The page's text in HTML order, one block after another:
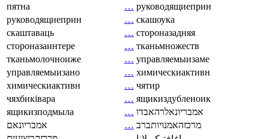
пятна
… руководящиеприн
руководящиеприн
… скашоука
скаштаваць
… стороназадняя
стороназаинтере
… тканьмножеств
тканьмолочноиже
… управляемыизаме
управляемыизано
… химическиактивн
химическиактивн
… чятир
чяхбиківара
… ящикиздубленоик
ящикизподмыла
… אמבריונאלרהאבדו
אמבריונאם
… מרכזהאמנויותברב